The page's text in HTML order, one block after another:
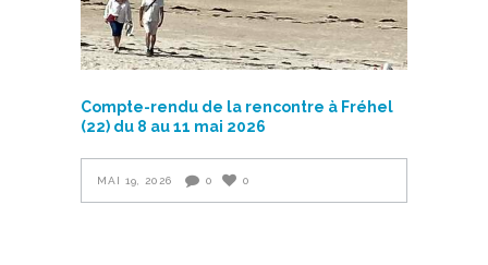
Compte-rendu de la rencontre à Fréhel
(22) du 8 au 11 mai 2026
MAI 19, 2026 0 0